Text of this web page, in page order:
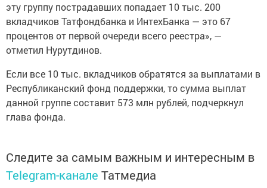
эту группу пострадавших попадает 10 тыс. 200
вкладчиков Татфондбанка и ИнтехБанка — это 67
процентов от первой очереди всего реестра», —
отметил Нурутдинов.
Если все 10 тыс. вкладчиков обратятся за выплатами в
Республиканский фонд поддержки, то сумма выплат
данной группе составит 573 млн рублей, подчеркнул
глава фонда.
Следите за самым важным и интересным в
Telegram-канале Татмедиа